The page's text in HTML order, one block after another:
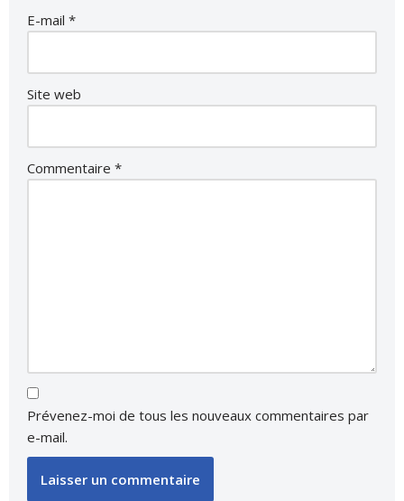
E-mail *
Site web
Commentaire *
Prévenez-moi de tous les nouveaux commentaires par
e-mail.